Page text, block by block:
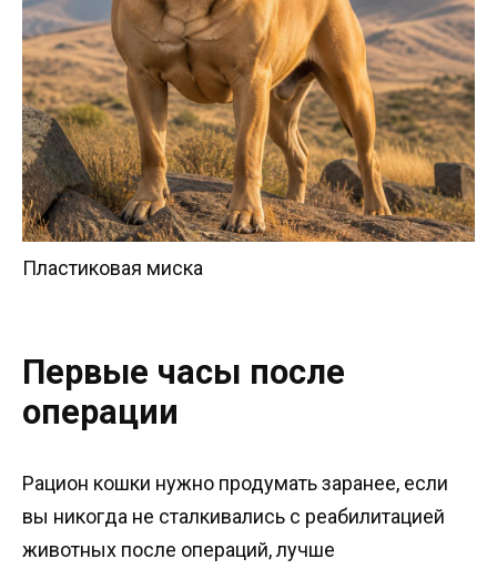
Пластиковая миска
Первые часы после
операции
Рацион кошки нужно продумать заранее, если
вы никогда не сталкивались с реабилитацией
животных после операций, лучше